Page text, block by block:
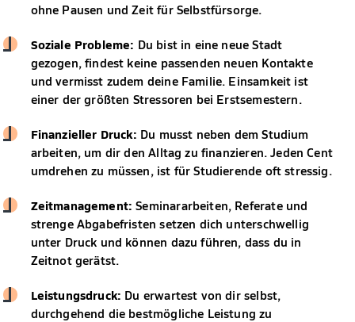
ohne Pausen und Zeit für Selbstfürsorge.
Soziale Probleme: Du bist in eine neue Stadt
gezogen, findest keine passenden neuen Kontakte
und vermisst zudem deine Familie. Einsamkeit ist
einer der größten Stressoren bei Erstsemestern.
Finanzieller Druck: Du musst neben dem Studium
arbeiten, um dir den Alltag zu finanzieren. Jeden Cent
umdrehen zu müssen, ist für Studierende oft stressig.
Zeitmanagement: Seminararbeiten, Referate und
strenge Abgabefristen setzen dich unterschwellig
unter Druck und können dazu führen, dass du in
Zeitnot gerätst.
Leistungsdruck: Du erwartest von dir selbst,
durchgehend die bestmögliche Leistung zu